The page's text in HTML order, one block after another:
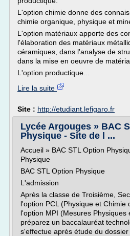
L'option chimie donne des
chimie organique, physique et
L'option matériaux apporte des
l'élaboration des matériaux
céramiques, dans l'analyse de
dans la mise en oeuvre de
L'option productique...
Lire la suite
Site : http://etudiant.lefigaro.fr
Lycée Argouges » BAC
Physique - Site de l ...
Accueil » BAC STL Option
Physique
BAC STL Option Physique
L'admission
Après la classe de Troisième,
l'option PCL (Physique et Chimie
l'option MPI (Mesures Physiques
préparez un baccalauréat
s'effectue après étude du